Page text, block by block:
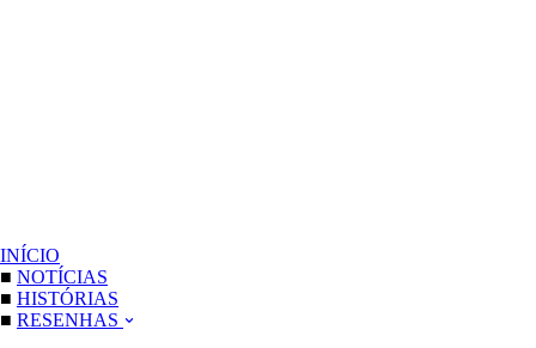
INÍCIO
■ NOTÍCIAS
■ HISTÓRIAS
■ RESENHAS